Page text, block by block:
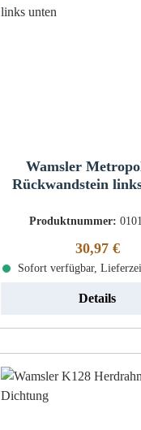
Wamsler
Rückwandstein
Produktnummer:
Regulärer
30,97 €
Sofort verfügbar,
Details